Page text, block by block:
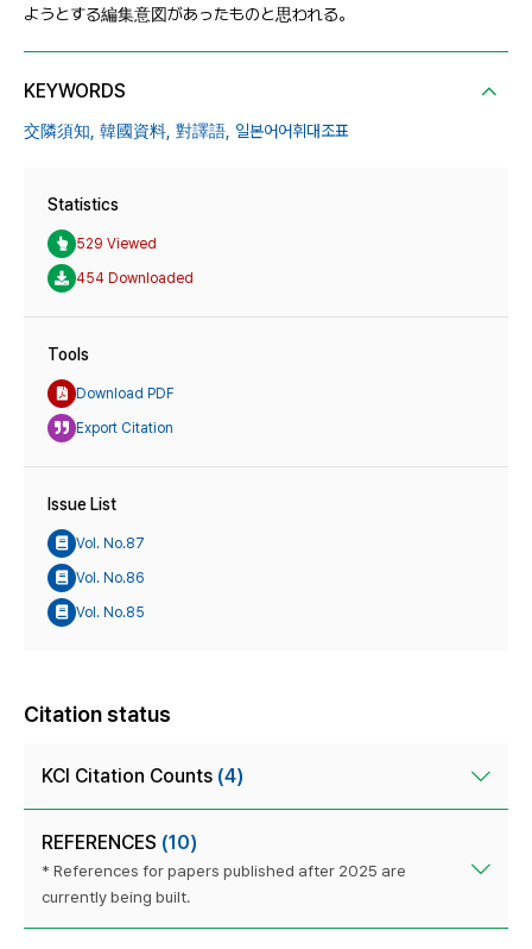
ようとする編集意図があったものと思われる。
KEYWORDS
交隣須知, 韓國資料, 對譯語, 일본어어휘대조표
Statistics
529 Viewed
454 Downloaded
Tools
Download PDF
Export Citation
Issue List
Vol. No.87
Vol. No.86
Vol. No.85
Citation status
KCI Citation Counts (4)
REFERENCES (10)
* References for papers published after 2025 are
currently being built.